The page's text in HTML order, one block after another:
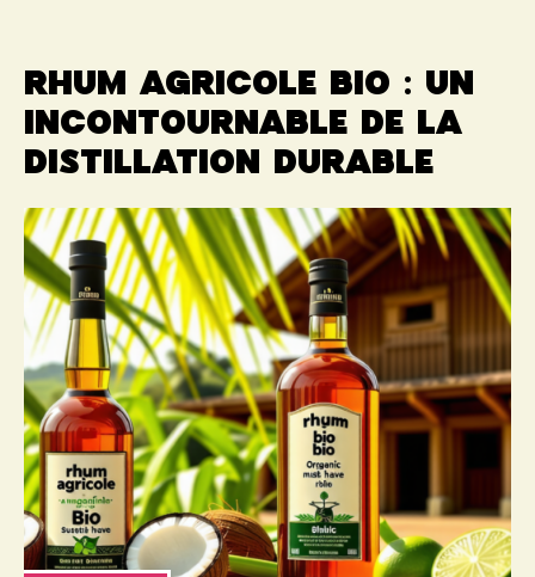
Rhum agricole bio : un
incontournable de la
distillation durable